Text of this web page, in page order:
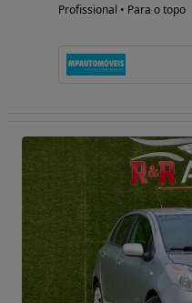
Profissional • Para o topo